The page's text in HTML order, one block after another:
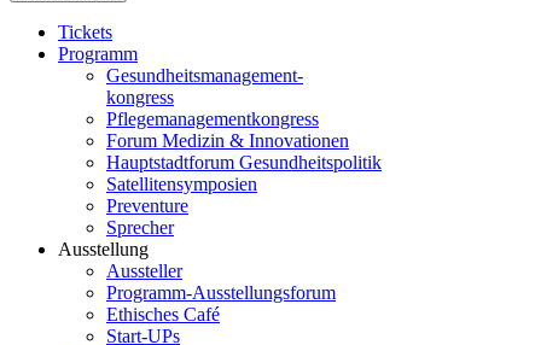
Tickets
Programm
Gesundheitsmanagement-
kongress
Pflegemanagementkongress
Forum Medizin & Innovationen
Hauptstadtforum Gesundheitspolitik
Satellitensymposien
Preventure
Sprecher
Ausstellung
Aussteller
Programm-Ausstellungsforum
Ethisches Café
Start-UPs